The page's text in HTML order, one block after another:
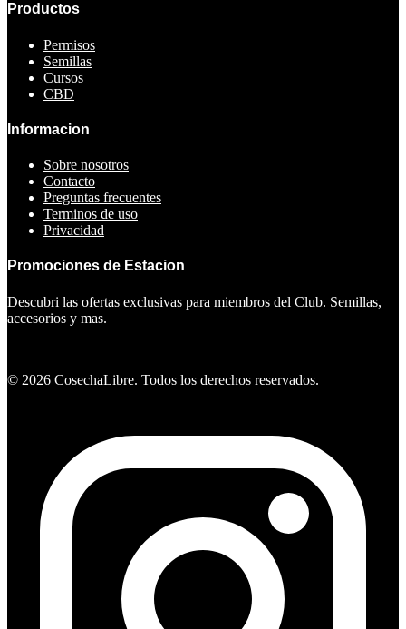
Productos
Permisos
Semillas
Cursos
CBD
Informacion
Sobre nosotros
Contacto
Preguntas frecuentes
Terminos de uso
Privacidad
Promociones de Estacion
Descubri las ofertas exclusivas para miembros del Club. Semillas,
accesorios y mas.
© 2026 CosechaLibre. Todos los derechos reservados.